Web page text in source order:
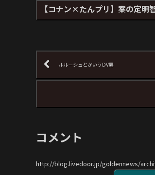
【コナン×たんプリ】案の定
ルルーシュとかいうDV男
コメント
http://blog.livedoor.jp/goldennews/